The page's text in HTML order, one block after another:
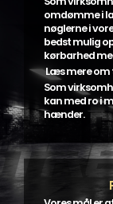
omdømme i
nøglerne i
bedst mulig
kørbarhed
Læs mere om
Som
kan med ro i
hænder.